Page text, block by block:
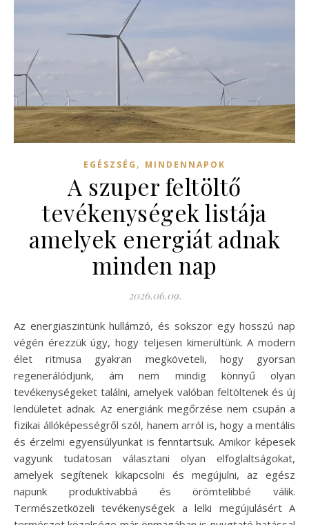
EGÉSZSÉG , MINDENNAPOK
A szuper feltöltő
tevékenységek listája
amelyek energiát adnak
minden nap
2026.06.09.
Az energiaszintünk hullámzó, és sokszor egy hosszú nap
végén érezzük úgy, hogy teljesen kimerültünk. A modern
élet ritmusa gyakran megköveteli, hogy gyorsan
regenerálódjunk, ám nem mindig könnyű olyan
tevékenységeket találni, amelyek valóban feltöltenek és új
lendületet adnak. Az energiánk megőrzése nem csupán a
fizikai állóképességről szól, hanem arról is, hogy a mentális
és érzelmi egyensúlyunkat is fenntartsuk. Amikor képesek
vagyunk tudatosan választani olyan elfoglaltságokat,
amelyek segítenek kikapcsolni és megújulni, az egész
napunk produktívabbá és örömtelibbé válik.
Természetközeli tevékenységek a lelki megújulásért A